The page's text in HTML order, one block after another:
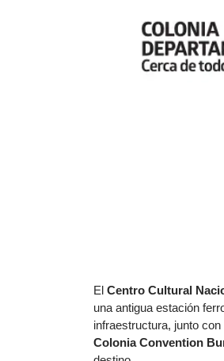
El Centro Cultural
una antigua estación
infraestructura, junto
ColoniaConvention